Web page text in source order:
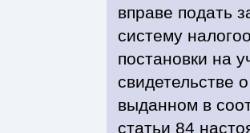
вправе подать
систему
постановки на
свидетельстве
выданном в
статьи 84